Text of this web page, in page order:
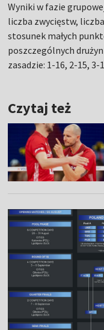
Wyniki w fazie
liczba zwycięstw,
stosunek małych
poszczególnych drużyn
zasadzie: 1-16, 2-15, 3-
Czytaj też